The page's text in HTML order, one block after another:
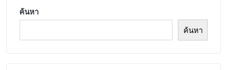
ค้นหา
ค้นหา